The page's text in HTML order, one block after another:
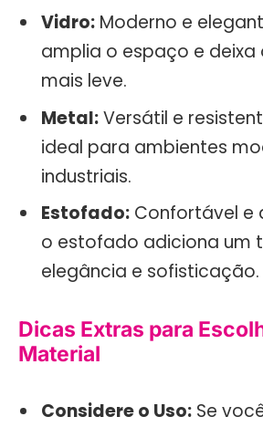
Vidro: Moderno e
amplia o espaço e deixa
mais leve.
Metal:Versátil e
ideal para ambientes
industriais.
Estofado: Confortável e
o estofado adiciona um
elegância e sofisticação.
Dicas Extras para
Material
Considere o Uso: Se